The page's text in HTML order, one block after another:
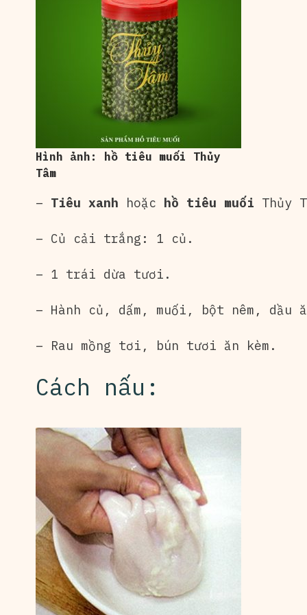
Hình ảnh: hồ tiêu muối Thủy
Tâm
– Tiêu xanh hoặc hồ tiêu muối Thủy
– Củ cải trắng: 1 củ.
– 1 trái dừa tươi.
– Hành củ, dấm, muối, bột nêm, dầu
– Rau mồng tơi, bún tươi ăn kèm.
Cách nấu: